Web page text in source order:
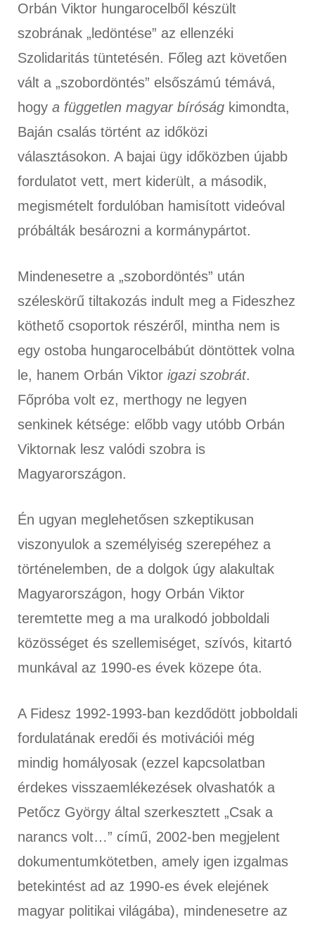
Orbán Viktor hungarocelből készült
szobrának „ledöntése” az ellenzéki
Szolidaritás tüntetésén. Főleg azt követően
vált a „szobordöntés” elsőszámú témává,
hogy a független magyar bíróság kimondta,
Baján csalás történt az időközi
választásokon. A bajai ügy időközben újabb
fordulatot vett, mert kiderült, a második,
megismételt fordulóban hamisított videóval
próbálták besározni a kormánypártot.
Mindenesetre a „szobordöntés” után
széleskörű tiltakozás indult meg a Fideszhez
köthető csoportok részéről, mintha nem is
egy ostoba hungarocelbábút döntöttek volna
le, hanem Orbán Viktor igazi szobrát.
Főpróba volt ez, merthogy ne legyen
senkinek kétsége: előbb vagy utóbb Orbán
Viktornak lesz valódi szobra is
Magyarországon.
Én ugyan meglehetősen szkeptikusan
viszonyulok a személyiség szerepéhez a
történelemben, de a dolgok úgy alakultak
Magyarországon, hogy Orbán Viktor
teremtette meg a ma uralkodó jobboldali
közösséget és szellemiséget, szívós, kitartó
munkával az 1990-es évek közepe óta.
A Fidesz 1992-1993-ban kezdődött jobboldali
fordulatának eredői és motivációi még
mindig homályosak (ezzel kapcsolatban
érdekes visszaemlékezések olvashatók a
Petőcz György által szerkesztett „Csak a
narancs volt…” című, 2002-ben megjelent
dokumentumkötetben, amely igen izgalmas
betekintést ad az 1990-es évek elejének
magyar politikai világába), mindenesetre az